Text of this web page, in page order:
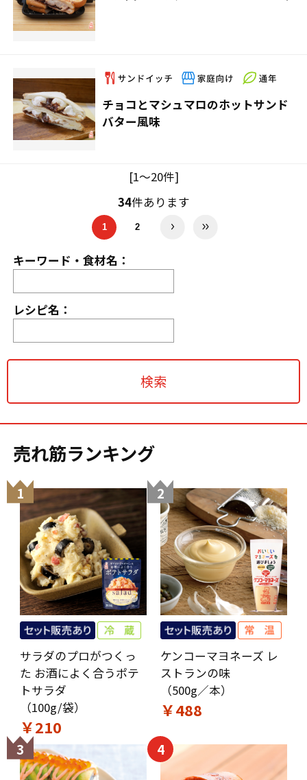
チョコとマシュマロのホットサンド
バター風味
[1～20件]
34件あります
1 2
キーワード・食材名：
レシピ名：
売れ筋ランキング
1
サラダのプロがつくっ
た お酒によく合うポテ
トサラダ
（100g/袋）
￥210
2
ケンコーマヨネーズ レ
ストランの味
（500g／本）
￥488
3 4